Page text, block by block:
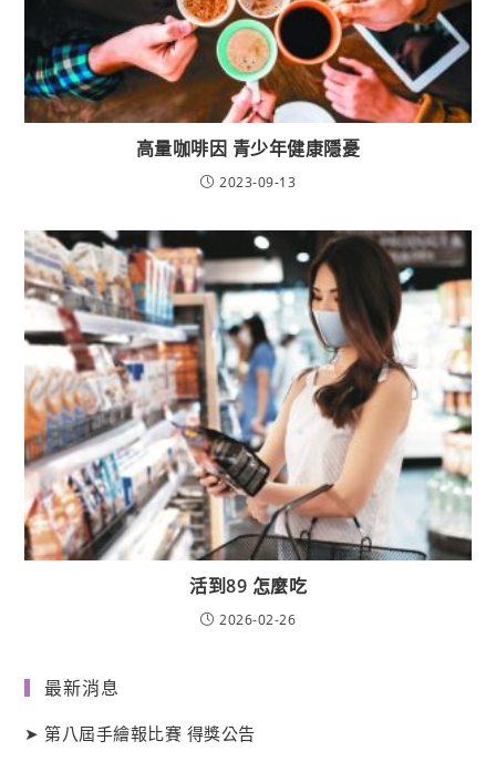
高量咖啡因 青少年健康隱憂
2023-09-13
活到89 怎麼吃
2026-02-26
最新消息
➤第八屆手繪報比賽 得獎公告